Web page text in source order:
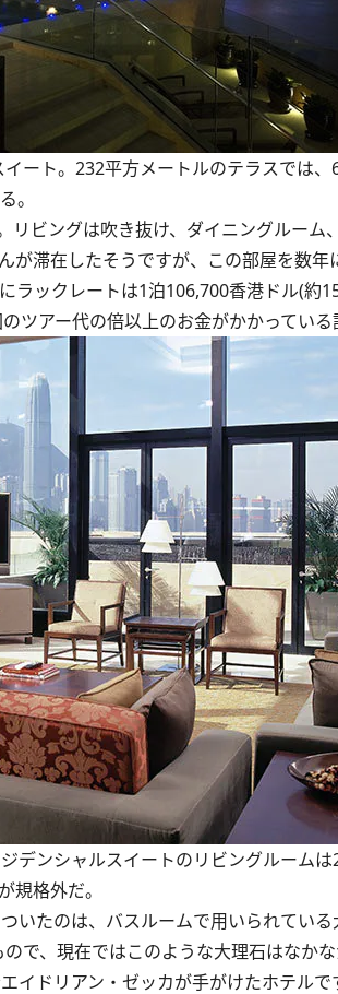
ート。232平方メートルのテラスでは、
。
ビングは吹き抜け、ダイニングルーム
が滞在したそうですが、この部屋を数年
ラックレートは1泊106,700香港ドル(約
ツアー代の倍以上のお金がかかっている
デンシャルスイートのリビングルームは
規格外だ。
いたのは、バスルームで用いられてい
で、現在ではこのような大理石はなか
イドリアン・ゼッカが手がけたホテルで